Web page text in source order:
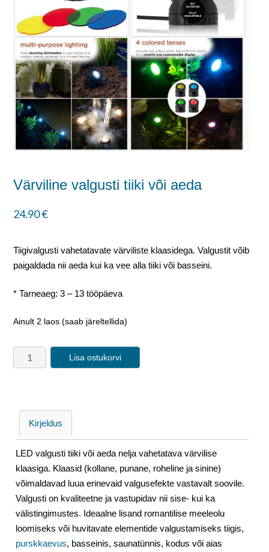
Värviline valgusti tiiki või aeda
24.90€
Tiigivalgusti vahetatavate värviliste klaasidega. Valgustit võib
paigaldada nii aeda kui ka vee alla tiiki või basseini.
* Tarneaeg: 3 – 13 tööpäeva
Ainult 2 laos (saab järeltellida)
Lisa ostukorvi
Kirjeldus
LED valgusti tiiki või aeda nelja vahetatava värvilise
klaasiga. Klaasid (kollane, punane, roheline ja sinine)
võimaldavad luua erinevaid valgusefekte vastavalt soovile.
Valgusti on kvaliteetne ja vastupidav nii sise- kui ka
välistingimustes. Ideaalne lisand romantilise meeleolu
loomiseks või huvitavate elementide valgustamiseks tiigis,
purskkaevus, basseinis, saunatünnis, kodus või aias